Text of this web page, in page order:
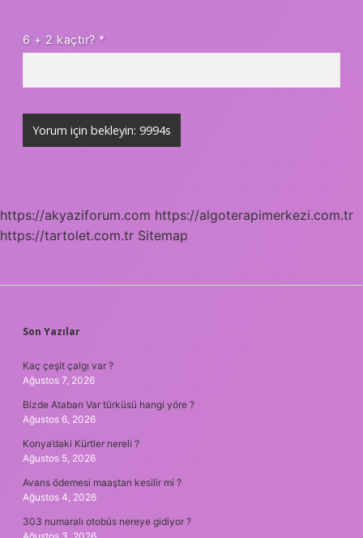
6 + 2 kaçtır? *
https://akyaziforum.com https://algoterapimerkezi.com.tr
https://tartolet.com.tr Sitemap
SIDEBAR
Son Yazılar
Kaç çeşit çalgı var ?
Ağustos 7, 2026
Bizde Atabarı Var türküsü hangi yöre ?
Ağustos 6, 2026
Konya’daki Kürtler nereli ?
Ağustos 5, 2026
Avans ödemesi maaştan kesilir mi ?
Ağustos 4, 2026
303 numaralı otobüs nereye gidiyor ?